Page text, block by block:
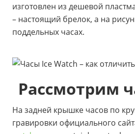
изготовлен из дешевой
– настоящий брелок, а на
поддельных часах.
Рассмотрим
На задней крышке часов по
гравировки официального